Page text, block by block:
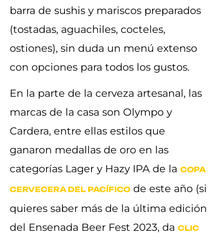
barra de sushis y mariscos preparados
(tostadas, aguachiles, cocteles,
ostiones), sin duda un menú extenso
con opciones para todos los gustos.
En la parte de la cerveza artesanal, las
marcas de la casa son Olympo y
Cardera, entre ellas estilos que
ganaron medallas de oro en las
categorías Lager y Hazy IPA de la COPA
CERVECERA DEL PACÍFICO de este año (si
quieres saber más de la última edición
del Ensenada Beer Fest 2023, da CLIC